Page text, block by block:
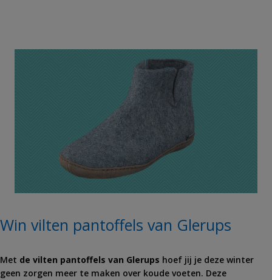
Win vilten pantoffels van Glerups
Met de vilten pantoffels van Glerups hoef jij je deze winter
geen zorgen meer te maken over koude voeten. Deze